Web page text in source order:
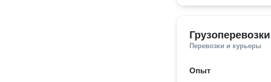
Грузоперевозки
Перевозки и курьеры
Опыт